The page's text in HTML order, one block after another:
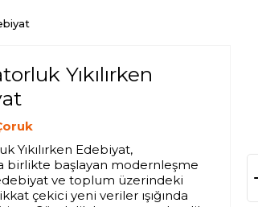
Yıkılırken
Yıkılırken Edebiyat,
birlikte başlayan modernleşme
ve toplum üzerindeki
çekici yeni veriler ışığında